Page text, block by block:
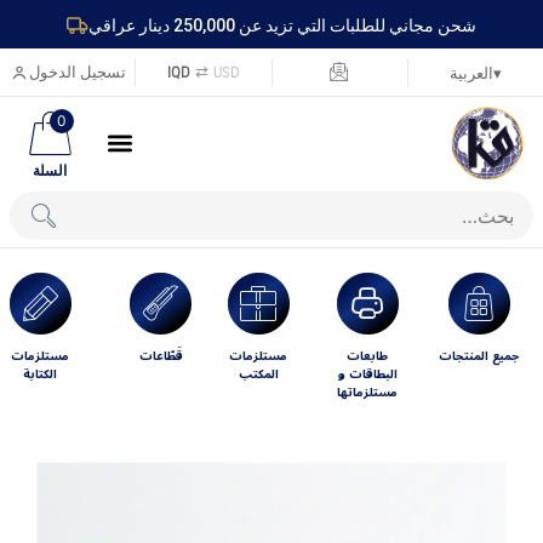
شحن مجاني للطلبات التي تزيد عن 250,000 دينار عراقي
تسجيل الدخول IQD ⇄ USD العربية▾
0
السلة
جميع المنتجات طابعات
البطاقات و
مستلزماتها
مستلزمات
المكتب
قَطّاعات مستلزمات
الكتابة